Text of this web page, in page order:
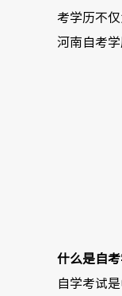
考学历不
河南自考
什么是自考
自学考试